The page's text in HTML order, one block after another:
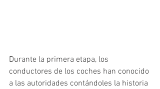
Durante la primera etapa, los
conductores de los coches han conocido
a las autoridades contándoles la historia